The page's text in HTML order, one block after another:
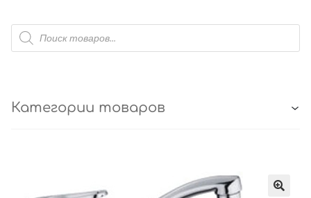
Поиск
товаров
Категории товаров